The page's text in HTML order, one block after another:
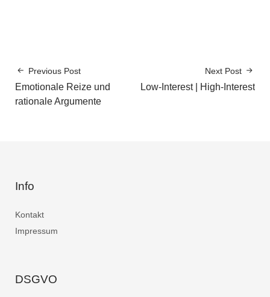
Previous Post
Emotionale Reize und
rationale Argumente
Next Post
Low-Interest | High-Interest
Info
Kontakt
Impressum
DSGVO